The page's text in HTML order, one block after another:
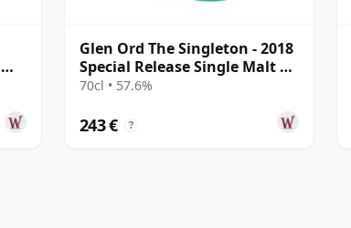
Glen Ord The Singleton - 2018
Special Release Single Malt S
14 años
70cl • 57.6%
243 € ?